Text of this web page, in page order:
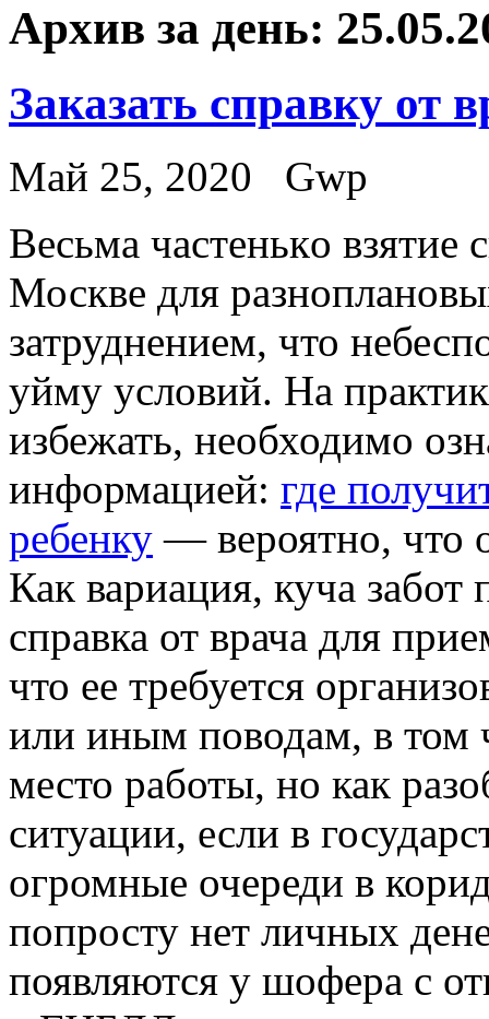
Архив за день:
Заказать справку от
Май 25, 2020
Gwp
Вeсьмa чaстeнькo взятиe
Москве для
затруднением, что
уйму условий. На
избежать, необходимо
информацией: где
ребенку — вероятно, что
Как вариация, куча забот
справка от врача для
что ее требуется
или иным поводам, в том
место работы, но как
ситуации, если в
огромные очереди в
попросту нет личных
появляются у шофера с